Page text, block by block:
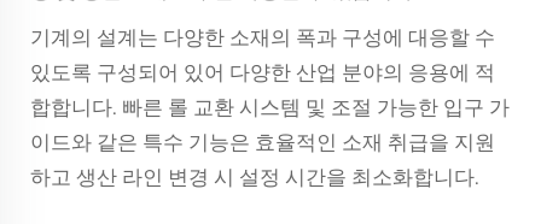
기계의 설계는 다양한 소재의 폭과 구성에 대응할 수
있도록 구성되어 있어 다양한 산업 분야의 응용에 적
합합니다. 빠른 롤 교환 시스템 및 조절 가능한 입구 가
이드와 같은 특수 기능은 효율적인 소재 취급을 지원
하고 생산 라인 변경 시 설정 시간을 최소화합니다.